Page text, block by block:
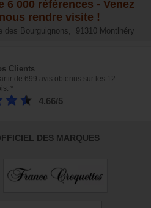
6 000 références - Venez
nous rendre visite !
des Bourguignons, 91310 Montlhéry
Clients
de 699 avis obtenus sur les 12
*
4.66/5
DES MARQUES